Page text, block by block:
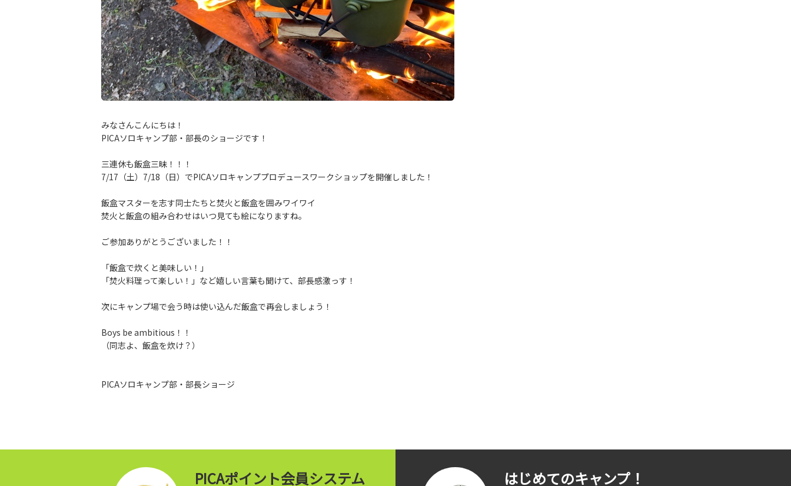
みなさんこんにちは！
PICAソロキャンプ部・部長のショージです！
三連休も飯盒三昧！！！
7/17（土）7/18（日）でPICAソロキャンププロデュースワークショップを開催しました！
飯盒マスターを志す同士たちと焚火と飯盒を囲みワイワイ
焚火と飯盒の組み合わせはいつ見ても絵になりますね。
ご参加ありがとうございました！！
「飯盒で炊くと美味しい！」
「焚火料理って楽しい！」など嬉しい言葉も聞けて、部長感激っす！
次にキャンプ場で会う時は使い込んだ飯盒で再会しましょう！
Boys be ambitious！！
（同志よ、飯盒を炊け？）
PICAソロキャンプ部・部長ショージ
PICAポイント会員システム はじめてのキャンプ！